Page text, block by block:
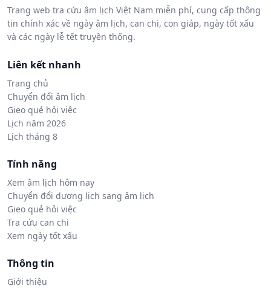
Trang web tra cứu âm lịch Việt Nam miễn phí, cung cấp thông
tin chính xác về ngày âm lịch, can chi, con giáp, ngày tốt xấu
và các ngày lễ tết truyền thống.
Liên kết nhanh
Trang chủ
Chuyển đổi âm lịch
Gieo quẻ hỏi việc
Lịch năm 2026
Lịch tháng 8
Tính năng
Xem âm lịch hôm nay
Chuyển đổi dương lịch sang âm lịch
Gieo quẻ hỏi việc
Tra cứu can chi
Xem ngày tốt xấu
Thông tin
Giới thiệu